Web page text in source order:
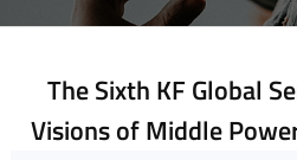
The Sixth KF Global
Visions of Middle